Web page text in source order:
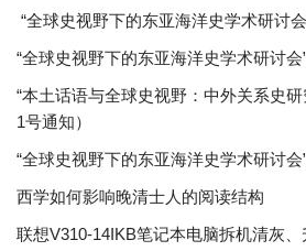
“全球史视野下的东亚海洋史学术研讨
“全球史视野下的东亚海洋史学术研讨会
“本土话语与全球史视野：中外关系史
1号通知）
“全球史视野下的东亚海洋史学术研讨会
西学如何影响晚清士人的阅读结构
联想V310-14IKB笔记本电脑拆机清灰